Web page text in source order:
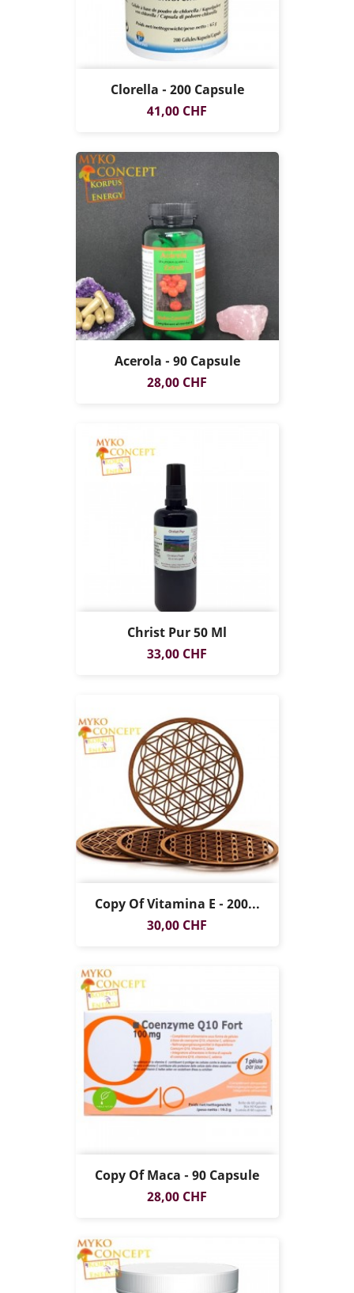
Clorella - 200 Capsule
Prezzo
41,00 CHF
Acerola - 90 Capsule
Prezzo
28,00 CHF
Christ Pur 50 Ml
Prezzo
33,00 CHF
Copy Of Vitamina E - 200...
Prezzo
30,00 CHF
Copy Of Maca - 90 Capsule
Prezzo
28,00 CHF